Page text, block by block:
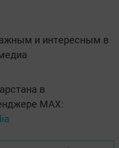
и интересным в
в
MАХ: